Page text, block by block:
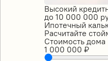
Высокий
до 10 000 000
Ипотечный
Расчитайте
Стоимость дома
1 000 000 ₽